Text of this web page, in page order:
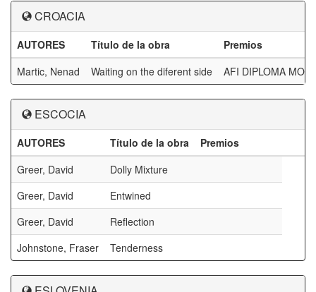
CROACIA
AUTORES Título de la obra
Premios
Martic, Nenad
Waiting on the diferent side AFI DIPLOMA
ESCOCIA
AUTORES Título de la obra
Premios
Greer, David
Dolly Mixture
Greer, David
Entwined
Greer, David
Reflection
Johnstone, Fraser
Tenderness